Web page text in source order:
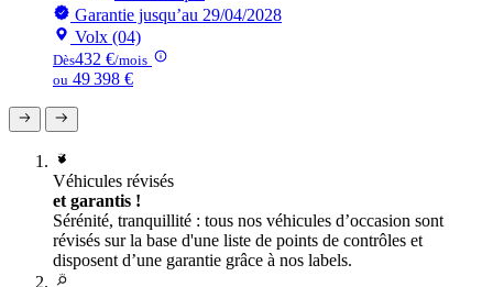
Garantie jusqu’au 29/04/2028
Volx (04)
Dès432 €/mois
ou 49 398 €
Véhicules révisés
et garantis !
Sérénité, tranquillité : tous nos véhicules d’occasion sont
révisés sur la base d'une liste de points de contrôles et
disposent d’une garantie grâce à nos labels.